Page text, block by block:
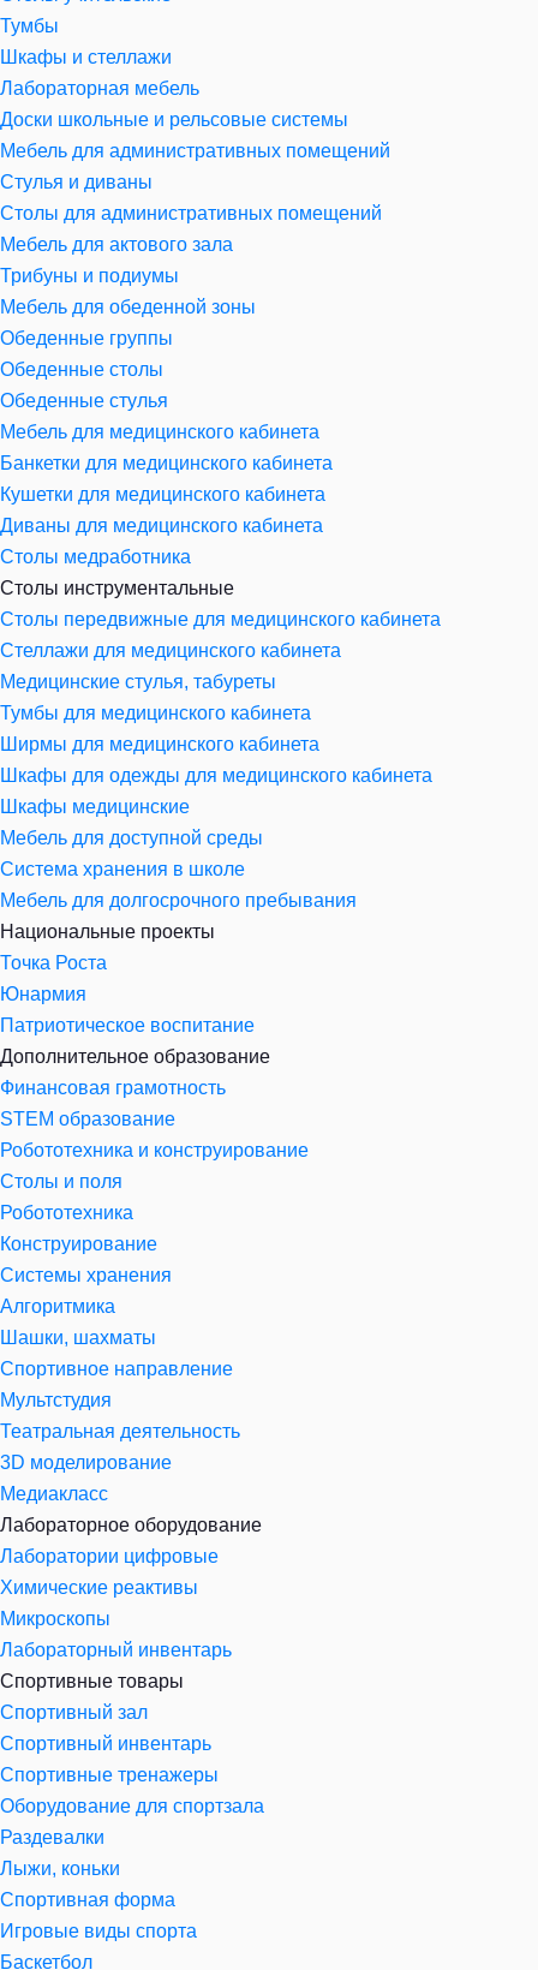
Тумбы
Шкафы и стеллажи
Лабораторная мебель
Доски школьные и рельсовые системы
Мебель для административных помещений
Стулья и диваны
Столы для административных помещений
Мебель для актового зала
Трибуны и подиумы
Мебель для обеденной зоны
Обеденные группы
Обеденные столы
Обеденные стулья
Мебель для медицинского кабинета
Банкетки для медицинского кабинета
Кушетки для медицинского кабинета
Диваны для медицинского кабинета
Столы медработника
Столы инструментальные
Столы передвижные для медицинского кабинета
Стеллажи для медицинского кабинета
Медицинские стулья, табуреты
Тумбы для медицинского кабинета
Ширмы для медицинского кабинета
Шкафы для одежды для медицинского кабинета
Шкафы медицинские
Мебель для доступной среды
Система хранения в школе
Мебель для долгосрочного пребывания
Национальные проекты
Точка Роста
Юнармия
Патриотическое воспитание
Дополнительное образование
Финансовая грамотность
STEM образование
Робототехника и конструирование
Столы и поля
Робототехника
Конструирование
Системы хранения
Алгоритмика
Шашки, шахматы
Спортивное направление
Мультстудия
Театральная деятельность
3D моделирование
Медиакласс
Лабораторное оборудование
Лаборатории цифровые
Химические реактивы
Микроскопы
Лабораторный инвентарь
Спортивные товары
Спортивный зал
Спортивный инвентарь
Спортивные тренажеры
Оборудование для спортзала
Раздевалки
Лыжи, коньки
Спортивная форма
Игровые виды спорта
Баскетбол